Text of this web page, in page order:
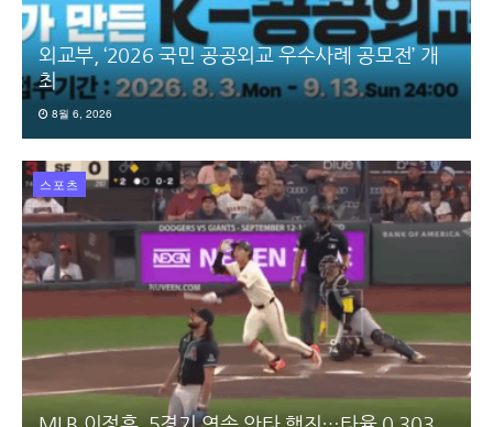
외교부, ‘2026 국민 공공외교 우수사례 공모전’ 개
최
8월 6, 2026
스포츠